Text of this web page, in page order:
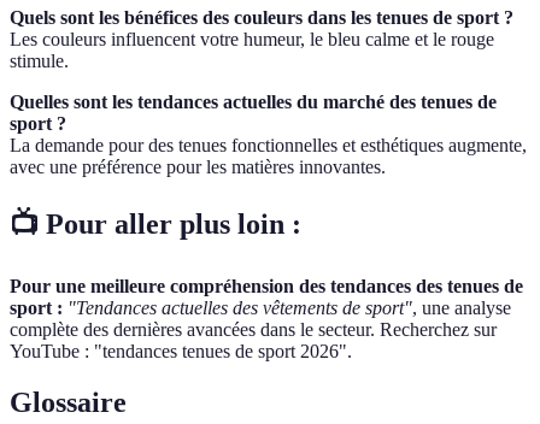
Quels sont les bénéfices des couleurs dans les tenues de sport ?
Les couleurs influencent votre humeur, le bleu calme et le rouge
stimule.
Quelles sont les tendances actuelles du marché des tenues de
sport ?
La demande pour des tenues fonctionnelles et esthétiques augmente,
avec une préférence pour les matières innovantes.
📺 Pour aller plus loin :
Pour une meilleure compréhension des tendances des tenues de
sport : "Tendances actuelles des vêtements de sport", une analyse
complète des dernières avancées dans le secteur. Recherchez sur
YouTube : "tendances tenues de sport 2026".
Glossaire